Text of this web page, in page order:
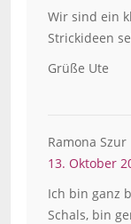
Wir sind ein
Strickideen
Grüße Ute
Ramona Szur
13. Oktober
Ich bin ganz
Schals, bin